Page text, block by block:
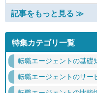
記事をもっと見る ≫
特集カテゴリ一覧
転職エージェントの基礎
転職エージェントのサー